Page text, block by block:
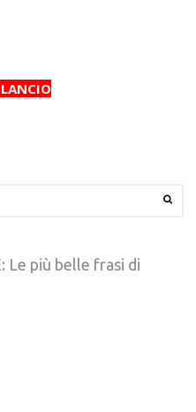
Le più belle frasi di